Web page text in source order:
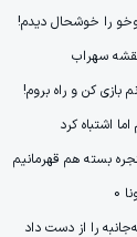
را خوشحال دیدم!
سهراب
کن و راه بروم!
اشتباه کرد
بسته هم قهرمانیم
را از دست داد